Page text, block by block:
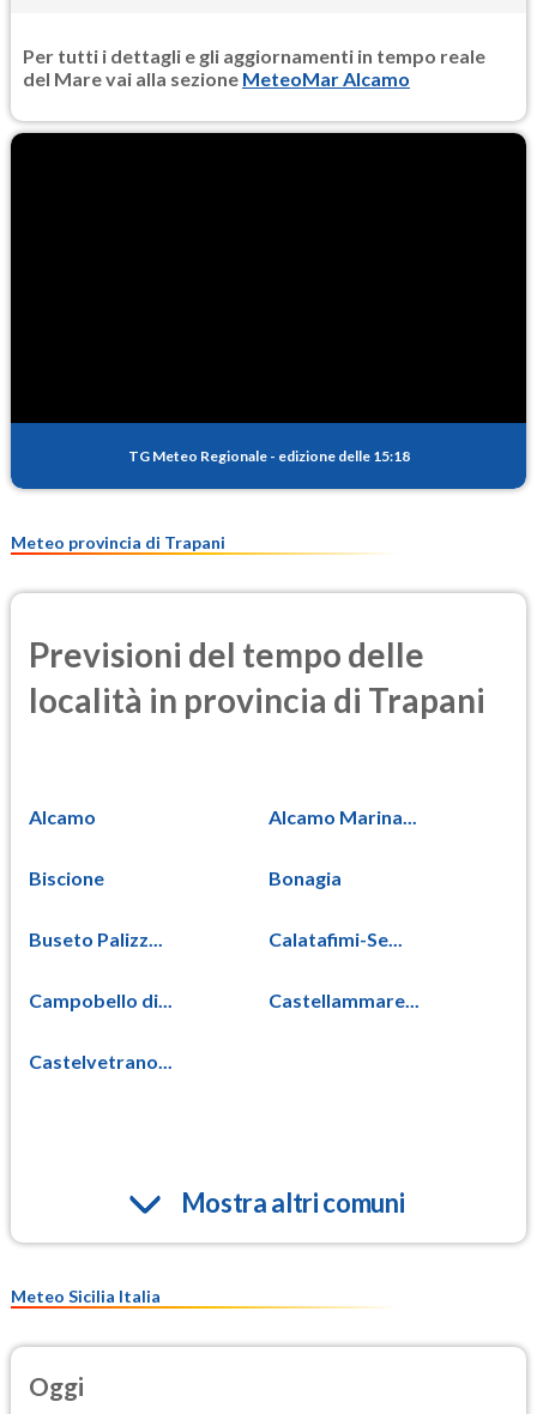
Per tutti i dettagli e gli aggiornamenti in tempo reale
del Mare vai alla sezione MeteoMar Alcamo
TG Meteo Regionale - edizione delle 15:18
Meteo provincia di Trapani
Previsioni del tempo delle
località in provincia di Trapani
Alcamo Alcamo Marina...
Biscione Bonagia
Buseto Palizz... Calatafimi-Se...
Campobello di... Castellammare...
Castelvetrano...
Mostra altri comuni
Meteo Sicilia Italia
Oggi